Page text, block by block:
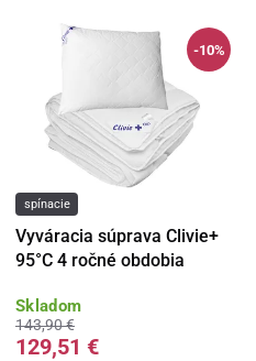
-10%
spínacie
Vyváracia súprava Clivie+
95°C 4 ročné obdobia
Skladom
143,90 €
129,51 €